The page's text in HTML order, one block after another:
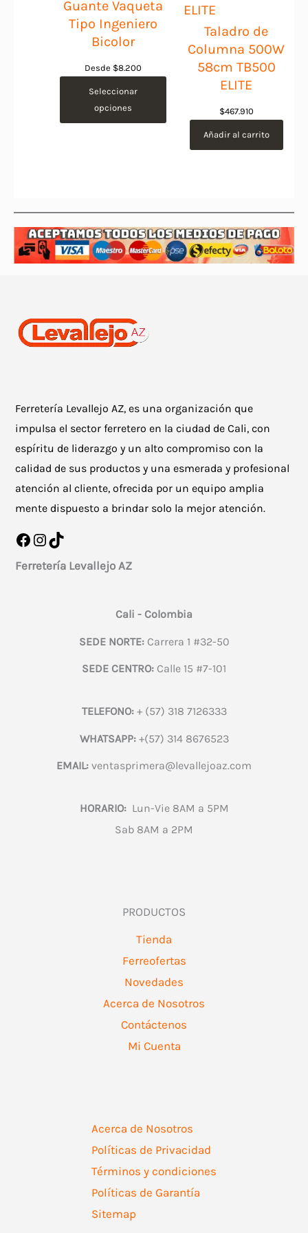
Guante Vaqueta
Tipo Ingeniero
Bicolor
Desde $8.200
Seleccionar
opciones
Taladro de
Columna 500W
58cm TB500
ELITE
$467.910
Añadir al carrito
Ferretería Levallejo AZ, es una organización que
impulsa el sector ferretero en la ciudad de Cali, con
espíritu de liderazgo y un alto compromiso con la
calidad de sus productos y una esmerada y profesional
atención al cliente, ofrecida por un equipo amplia
mente dispuesto a brindar solo la mejor atención.
Facebook
Instagram
TikTok
Ferretería Levallejo AZ
Cali - Colombia
SEDE NORTE:Carrera 1 #32-50
SEDE CENTRO: Calle 15 #7-101
TELEFONO:+ (57) 318 7126333
WHATSAPP:+(57) 314 8676523
EMAIL: ventasprimera@levallejoaz.com
HORARIO:Lun-Vie 8AM a 5PM
Sab 8AM a 2PM
PRODUCTOS
Tienda
Ferreofertas
Novedades
Acerca de Nosotros
Contáctenos
Mi Cuenta
Acerca de Nosotros
Políticas de Privacidad
Términos y condiciones
Políticas de Garantía
Sitemap